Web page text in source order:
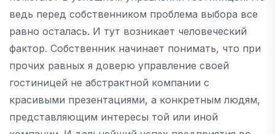
ведь перед собственником проблема выбора все
равно осталась. И тут возникает человеческий
фактор. Собственник начинает понимать, что при
прочих равных я доверю управление своей
гостиницей не абстрактной компании с
красивыми презентациями, а конкретным людям,
представляющим интересы той или иной